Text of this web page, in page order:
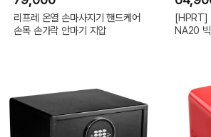
리프레 온열 손마사지기 핸드케어
손목 손가락 안마기 지압
[HPRT]
NA20